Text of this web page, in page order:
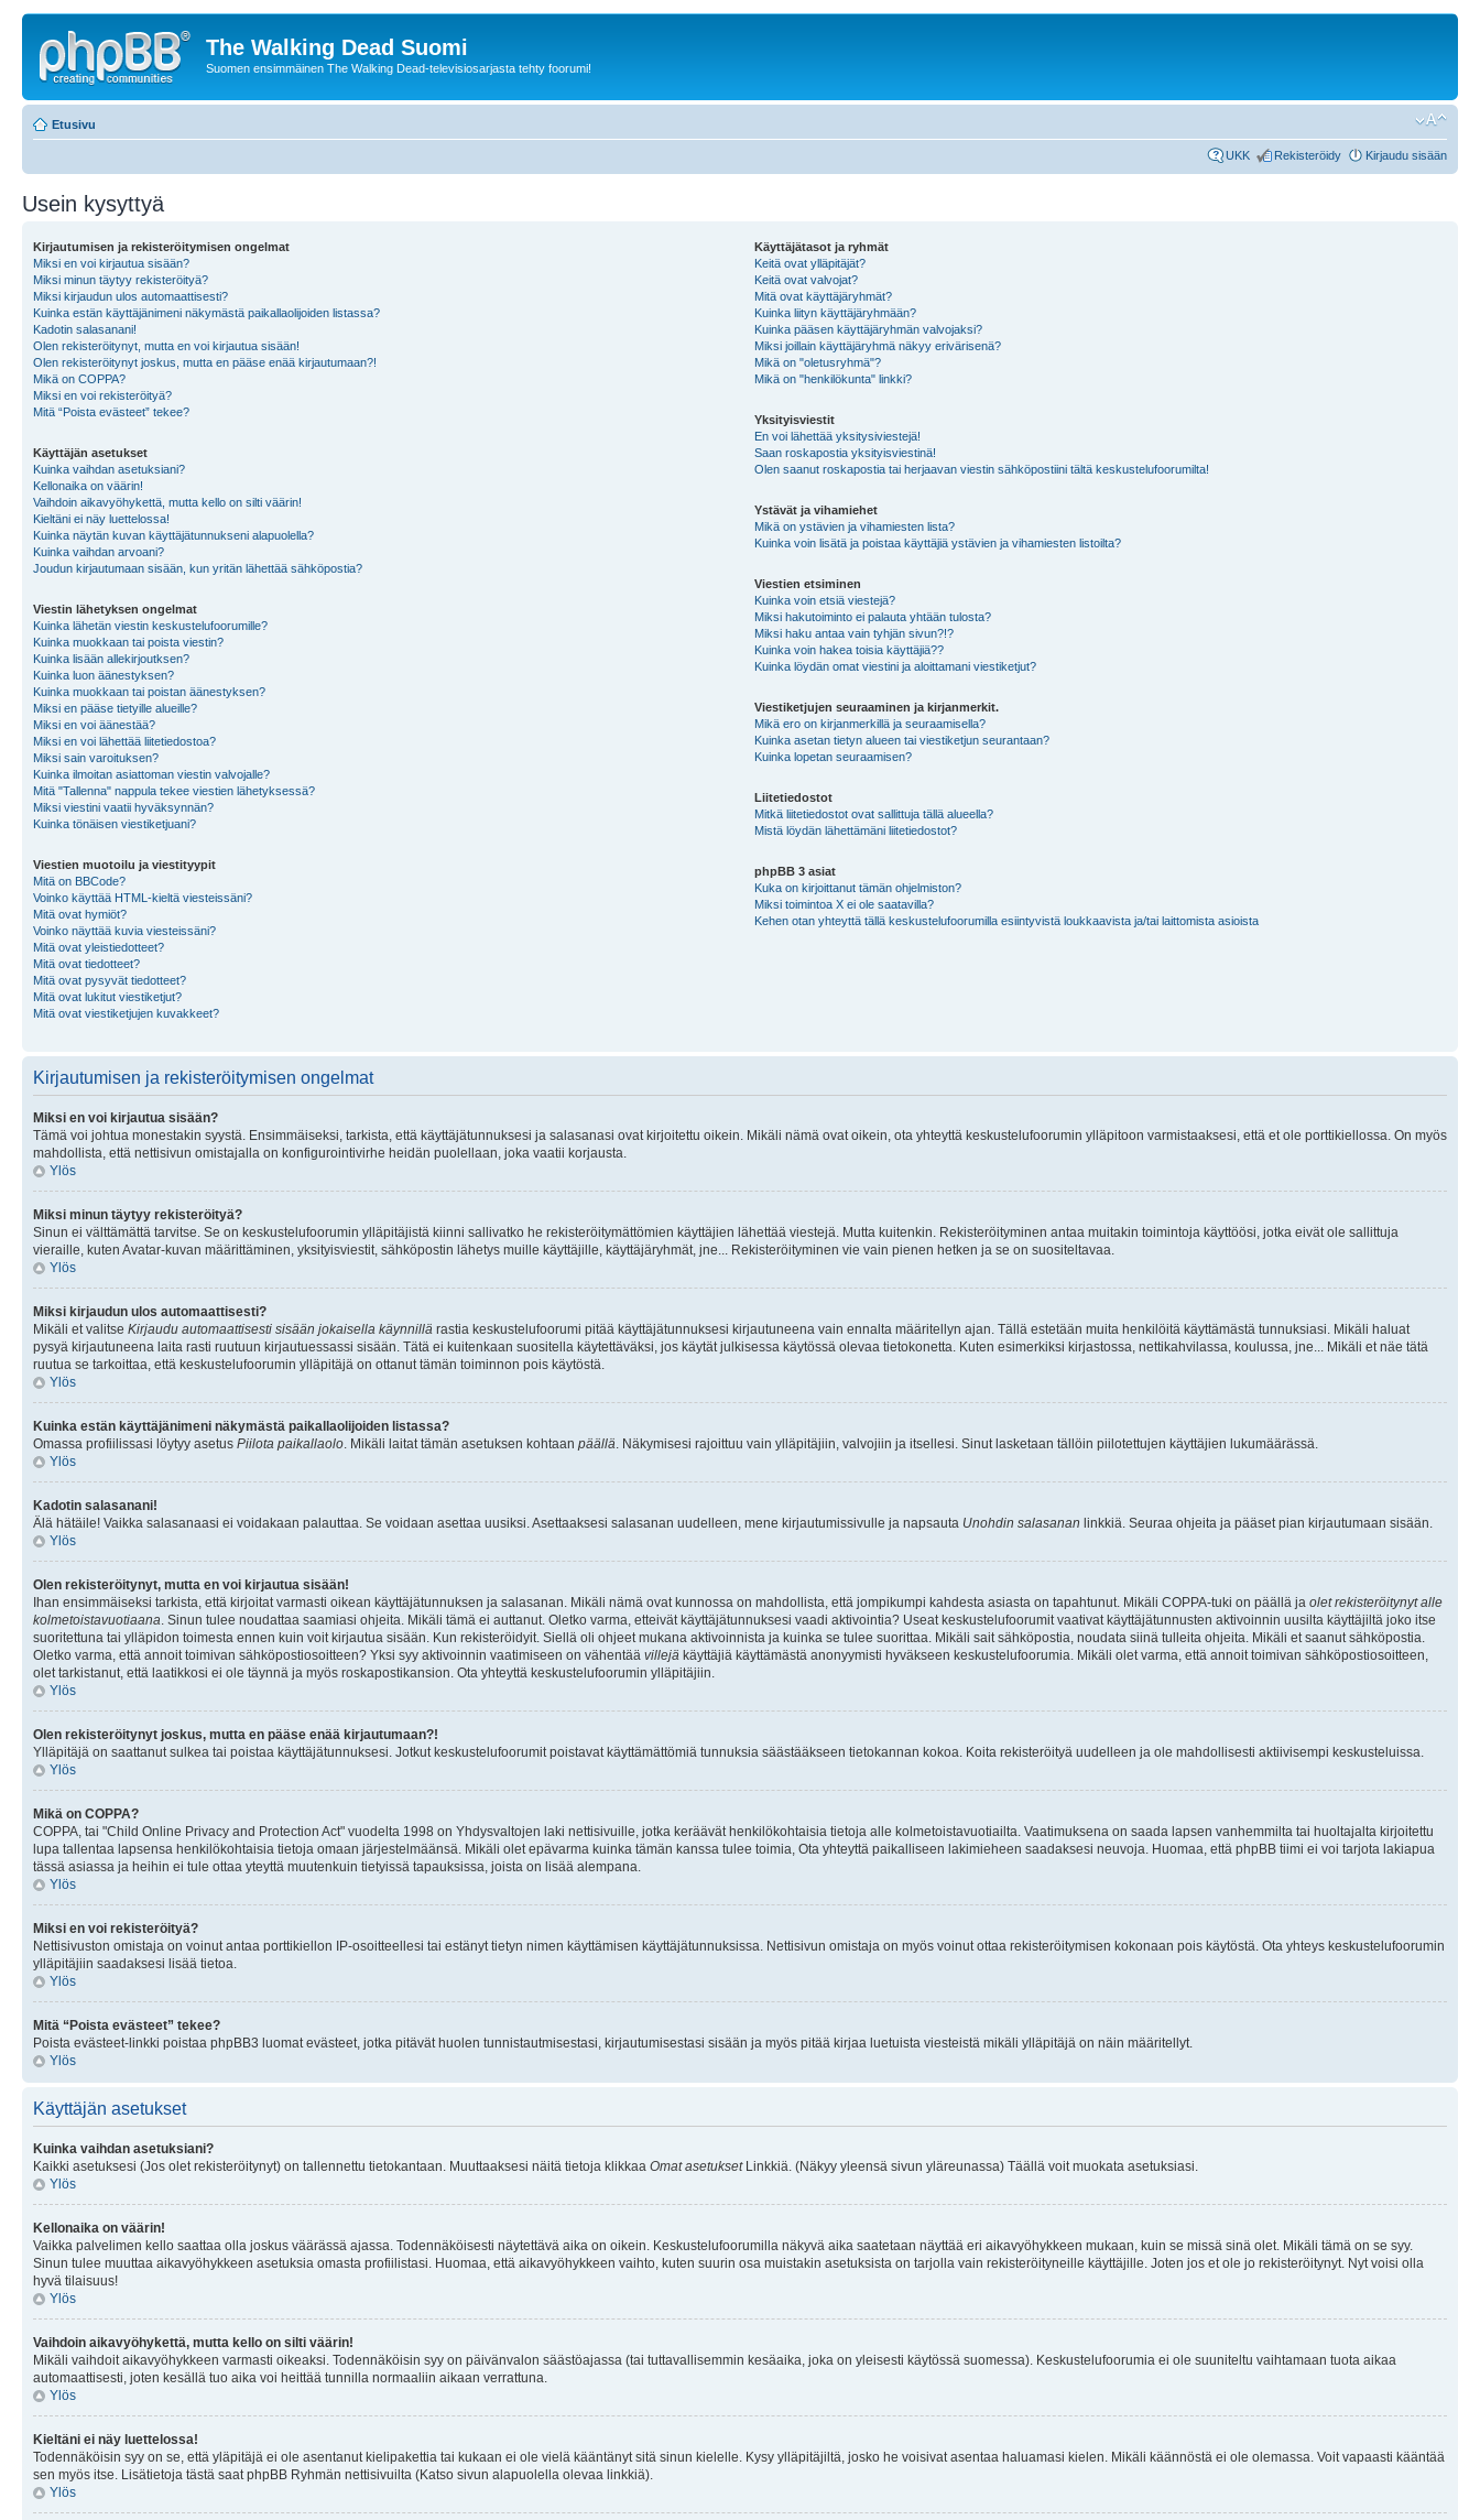
The Walking Dead Suomi
Suomen ensimmäinen The Walking Dead-televisiosarjasta tehty foorumi!
Etusivu
UKK Rekisteröidy Kirjaudu sisään
Usein kysyttyä
Kirjautumisen ja rekisteröitymisen ongelmat
Miksi en voi kirjautua sisään?
Miksi minun täytyy rekisteröityä?
Miksi kirjaudun ulos automaattisesti?
Kuinka estän käyttäjänimeni näkymästä paikallaolijoiden listassa?
Kadotin salasanani!
Olen rekisteröitynyt, mutta en voi kirjautua sisään!
Olen rekisteröitynyt joskus, mutta en pääse enää kirjautumaan?!
Mikä on COPPA?
Miksi en voi rekisteröityä?
Mitä “Poista evästeet” tekee?
Käyttäjän asetukset
Kuinka vaihdan asetuksiani?
Kellonaika on väärin!
Vaihdoin aikavyöhykettä, mutta kello on silti väärin!
Kieltäni ei näy luettelossa!
Kuinka näytän kuvan käyttäjätunnukseni alapuolella?
Kuinka vaihdan arvoani?
Joudun kirjautumaan sisään, kun yritän lähettää sähköpostia?
Viestin lähetyksen ongelmat
Kuinka lähetän viestin keskustelufoorumille?
Kuinka muokkaan tai poista viestin?
Kuinka lisään allekirjoutksen?
Kuinka luon äänestyksen?
Kuinka muokkaan tai poistan äänestyksen?
Miksi en pääse tietyille alueille?
Miksi en voi äänestää?
Miksi en voi lähettää liitetiedostoa?
Miksi sain varoituksen?
Kuinka ilmoitan asiattoman viestin valvojalle?
Mitä "Tallenna" nappula tekee viestien lähetyksessä?
Miksi viestini vaatii hyväksynnän?
Kuinka tönäisen viestiketjuani?
Viestien muotoilu ja viestityypit
Mitä on BBCode?
Voinko käyttää HTML-kieltä viesteissäni?
Mitä ovat hymiöt?
Voinko näyttää kuvia viesteissäni?
Mitä ovat yleistiedotteet?
Mitä ovat tiedotteet?
Mitä ovat pysyvät tiedotteet?
Mitä ovat lukitut viestiketjut?
Mitä ovat viestiketjujen kuvakkeet?
Käyttäjätasot ja ryhmät
Keitä ovat ylläpitäjät?
Keitä ovat valvojat?
Mitä ovat käyttäjäryhmät?
Kuinka liityn käyttäjäryhmään?
Kuinka pääsen käyttäjäryhmän valvojaksi?
Miksi joillain käyttäjäryhmä näkyy erivärisenä?
Mikä on "oletusryhmä"?
Mikä on "henkilökunta" linkki?
Yksityisviestit
En voi lähettää yksitysiviestejä!
Saan roskapostia yksityisviestinä!
Olen saanut roskapostia tai herjaavan viestin sähköpostiini tältä keskustelufoorumilta!
Ystävät ja vihamiehet
Mikä on ystävien ja vihamiesten lista?
Kuinka voin lisätä ja poistaa käyttäjiä ystävien ja vihamiesten listoilta?
Viestien etsiminen
Kuinka voin etsiä viestejä?
Miksi hakutoiminto ei palauta yhtään tulosta?
Miksi haku antaa vain tyhjän sivun?!?
Kuinka voin hakea toisia käyttäjiä??
Kuinka löydän omat viestini ja aloittamani viestiketjut?
Viestiketjujen seuraaminen ja kirjanmerkit.
Mikä ero on kirjanmerkillä ja seuraamisella?
Kuinka asetan tietyn alueen tai viestiketjun seurantaan?
Kuinka lopetan seuraamisen?
Liitetiedostot
Mitkä liitetiedostot ovat sallittuja tällä alueella?
Mistä löydän lähettämäni liitetiedostot?
phpBB 3 asiat
Kuka on kirjoittanut tämän ohjelmiston?
Miksi toimintoa X ei ole saatavilla?
Kehen otan yhteyttä tällä keskustelufoorumilla esiintyvistä loukkaavista ja/tai laittomista asioista
Kirjautumisen ja rekisteröitymisen ongelmat
Miksi en voi kirjautua sisään?
Tämä voi johtua monestakin syystä. Ensimmäiseksi, tarkista, että käyttäjätunnuksesi ja salasanasi ovat kirjoitettu oikein. Mikäli nämä ovat oikein, ota yhteyttä keskustelufoorumin ylläpitoon varmistaaksesi, että et ole porttikiellossa. On myös
mahdollista, että nettisivun omistajalla on konfigurointivirhe heidän puolellaan, joka vaatii korjausta.
Ylös
Miksi minun täytyy rekisteröityä?
Sinun ei välttämättä tarvitse. Se on keskustelufoorumin ylläpitäjistä kiinni sallivatko he rekisteröitymättömien käyttäjien lähettää viestejä. Mutta kuitenkin. Rekisteröityminen antaa muitakin toimintoja käyttöösi, jotka eivät ole sallittuja
vieraille, kuten Avatar-kuvan määrittäminen, yksityisviestit, sähköpostin lähetys muille käyttäjille, käyttäjäryhmät, jne... Rekisteröityminen vie vain pienen hetken ja se on suositeltavaa.
Ylös
Miksi kirjaudun ulos automaattisesti?
Mikäli et valitse Kirjaudu automaattisesti sisään jokaisella käynnillä rastia keskustelufoorumi pitää käyttäjätunnuksesi kirjautuneena vain ennalta määritellyn ajan. Tällä estetään muita henkilöitä käyttämästä tunnuksiasi. Mikäli haluat
pysyä kirjautuneena laita rasti ruutuun kirjautuessassi sisään. Tätä ei kuitenkaan suositella käytettäväksi, jos käytät julkisessa käytössä olevaa tietokonetta. Kuten esimerkiksi kirjastossa, nettikahvilassa, koulussa, jne... Mikäli et näe tätä
ruutua se tarkoittaa, että keskustelufoorumin ylläpitäjä on ottanut tämän toiminnon pois käytöstä.
Ylös
Kuinka estän käyttäjänimeni näkymästä paikallaolijoiden listassa?
Omassa profiilissasi löytyy asetus Piilota paikallaolo . Mikäli laitat tämän asetuksen kohtaan päällä . Näkymisesi rajoittuu vain ylläpitäjiin, valvojiin ja itsellesi. Sinut lasketaan tällöin piilotettujen käyttäjien lukumäärässä.
Ylös
Kadotin salasanani!
Älä hätäile! Vaikka salasanaasi ei voidakaan palauttaa. Se voidaan asettaa uusiksi. Asettaaksesi salasanan uudelleen, mene kirjautumissivulle ja napsauta Unohdin salasanan linkkiä. Seuraa ohjeita ja pääset pian kirjautumaan sisään.
Ylös
Olen rekisteröitynyt, mutta en voi kirjautua sisään!
Ihan ensimmäiseksi tarkista, että kirjoitat varmasti oikean käyttäjätunnuksen ja salasanan. Mikäli nämä ovat kunnossa on mahdollista, että jompikumpi kahdesta asiasta on tapahtunut. Mikäli COPPA-tuki on päällä ja olet rekisteröitynyt alle
kolmetoistavuotiaana . Sinun tulee noudattaa saamiasi ohjeita. Mikäli tämä ei auttanut. Oletko varma, etteivät käyttäjätunnuksesi vaadi aktivointia? Useat keskustelufoorumit vaativat käyttäjätunnusten aktivoinnin uusilta käyttäjiltä joko itse
suoritettuna tai ylläpidon toimesta ennen kuin voit kirjautua sisään. Kun rekisteröidyit. Siellä oli ohjeet mukana aktivoinnista ja kuinka se tulee suorittaa. Mikäli sait sähköpostia, noudata siinä tulleita ohjeita. Mikäli et saanut sähköpostia.
Oletko varma, että annoit toimivan sähköpostiosoitteen? Yksi syy aktivoinnin vaatimiseen on vähentää villejä käyttäjiä käyttämästä anonyymisti hyväkseen keskustelufoorumia. Mikäli olet varma, että annoit toimivan sähköpostiosoitteen,
olet tarkistanut, että laatikkosi ei ole täynnä ja myös roskapostikansion. Ota yhteyttä keskustelufoorumin ylläpitäjiin.
Ylös
Olen rekisteröitynyt joskus, mutta en pääse enää kirjautumaan?!
Ylläpitäjä on saattanut sulkea tai poistaa käyttäjätunnuksesi. Jotkut keskustelufoorumit poistavat käyttämättömiä tunnuksia säästääkseen tietokannan kokoa. Koita rekisteröityä uudelleen ja ole mahdollisesti aktiivisempi keskusteluissa.
Ylös
Mikä on COPPA?
COPPA, tai "Child Online Privacy and Protection Act" vuodelta 1998 on Yhdysvaltojen laki nettisivuille, jotka keräävät henkilökohtaisia tietoja alle kolmetoistavuotiailta. Vaatimuksena on saada lapsen vanhemmilta tai huoltajalta kirjoitettu
lupa tallentaa lapsensa henkilökohtaisia tietoja omaan järjestelmäänsä. Mikäli olet epävarma kuinka tämän kanssa tulee toimia, Ota yhteyttä paikalliseen lakimieheen saadaksesi neuvoja. Huomaa, että phpBB tiimi ei voi tarjota lakiapua
tässä asiassa ja heihin ei tule ottaa yteyttä muutenkuin tietyissä tapauksissa, joista on lisää alempana.
Ylös
Miksi en voi rekisteröityä?
Nettisivuston omistaja on voinut antaa porttikiellon IP-osoitteellesi tai estänyt tietyn nimen käyttämisen käyttäjätunnuksissa. Nettisivun omistaja on myös voinut ottaa rekisteröitymisen kokonaan pois käytöstä. Ota yhteys keskustelufoorumin
ylläpitäjiin saadaksesi lisää tietoa.
Ylös
Mitä “Poista evästeet” tekee?
Poista evästeet-linkki poistaa phpBB3 luomat evästeet, jotka pitävät huolen tunnistautmisestasi, kirjautumisestasi sisään ja myös pitää kirjaa luetuista viesteistä mikäli ylläpitäjä on näin määritellyt.
Ylös
Käyttäjän asetukset
Kuinka vaihdan asetuksiani?
Kaikki asetuksesi (Jos olet rekisteröitynyt) on tallennettu tietokantaan. Muuttaaksesi näitä tietoja klikkaa Omat asetuksetLinkkiä. (Näkyy yleensä sivun yläreunassa) Täällä voit muokata asetuksiasi.
Ylös
Kellonaika on väärin!
Vaikka palvelimen kello saattaa olla joskus väärässä ajassa. Todennäköisesti näytettävä aika on oikein. Keskustelufoorumilla näkyvä aika saatetaan näyttää eri aikavyöhykkeen mukaan, kuin se missä sinä olet. Mikäli tämä on se syy.
Sinun tulee muuttaa aikavyöhykkeen asetuksia omasta profiilistasi. Huomaa, että aikavyöhykkeen vaihto, kuten suurin osa muistakin asetuksista on tarjolla vain rekisteröityneille käyttäjille. Joten jos et ole jo rekisteröitynyt. Nyt voisi olla
hyvä tilaisuus!
Ylös
Vaihdoin aikavyöhykettä, mutta kello on silti väärin!
Mikäli vaihdoit aikavyöhykkeen varmasti oikeaksi. Todennäköisin syy on päivänvalon säästöajassa (tai tuttavallisemmin kesäaika, joka on yleisesti käytössä suomessa). Keskustelufoorumia ei ole suuniteltu vaihtamaan tuota aikaa
automaattisesti, joten kesällä tuo aika voi heittää tunnilla normaaliin aikaan verrattuna.
Ylös
Kieltäni ei näy luettelossa!
Todennäköisin syy on se, että yläpitäjä ei ole asentanut kielipakettia tai kukaan ei ole vielä kääntänyt sitä sinun kielelle. Kysy ylläpitäjiltä, josko he voisivat asentaa haluamasi kielen. Mikäli käännöstä ei ole olemassa. Voit vapaasti kääntää
sen myös itse. Lisätietoja tästä saat phpBB Ryhmän nettisivuilta (Katso sivun alapuolella olevaa linkkiä).
Ylös